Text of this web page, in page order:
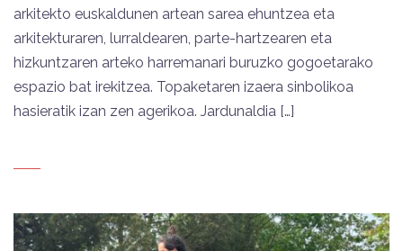
arkitekto euskaldunen artean sarea ehuntzea eta
arkitekturaren, lurraldearen, parte-hartzearen eta
hizkuntzaren arteko harremanari buruzko gogoetarako
espazio bat irekitzea. Topaketaren izaera sinbolikoa
hasieratik izan zen agerikoa. Jardunaldia […]